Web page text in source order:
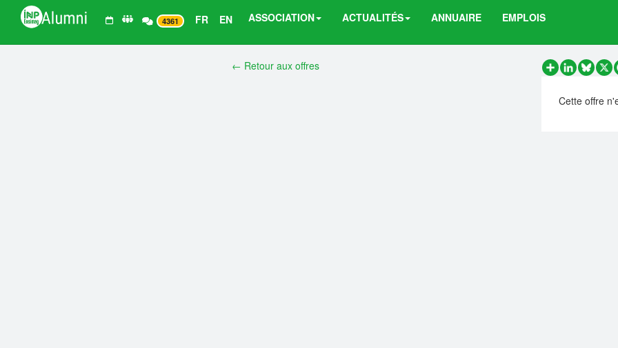
4361 FR EN ASSOCIATION ACTUALITÉS ANNUAIRE EMPLOIS
← Retour aux offres
PartagerLinkedInX
Cette offre